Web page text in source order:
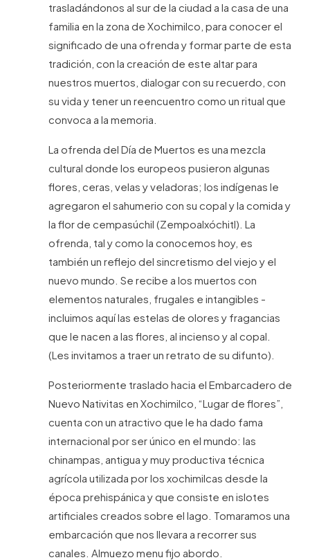
trasladándonos al sur de la ciudad a la casa de una
familia en la zona de Xochimilco, para conocer el
significado de una ofrenda y formar parte de esta
tradición, con la creación de este altar para
nuestros muertos, dialogar con su recuerdo, con
su vida y tener un reencuentro como un ritual que
convoca a la memoria.
La ofrenda del Día de Muertos es una mezcla
cultural donde los europeos pusieron algunas
flores, ceras, velas y veladoras; los indígenas le
agregaron el sahumerio con su copal y la comida y
la flor de cempasúchil (Zempoalxóchitl). La
ofrenda, tal y como la conocemos hoy, es
también un reflejo del sincretismo del viejo y el
nuevo mundo. Se recibe a los muertos con
elementos naturales, frugales e intangibles -
incluimos aquí las estelas de olores y fragancias
que le nacen a las flores, al incienso y al copal.
(Les invitamos a traer un retrato de su difunto).
Posteriormente traslado hacia el Embarcadero de
Nuevo Nativitas en Xochimilco, “Lugar de flores”,
cuenta con un atractivo que le ha dado fama
internacional por ser único en el mundo: las
chinampas, antigua y muy productiva técnica
agrícola utilizada por los xochimilcas desde la
época prehispánica y que consiste en islotes
artificiales creados sobre el lago. Tomaramos una
embarcación que nos llevara a recorrer sus
canales. Almuezo menu fijo abordo.